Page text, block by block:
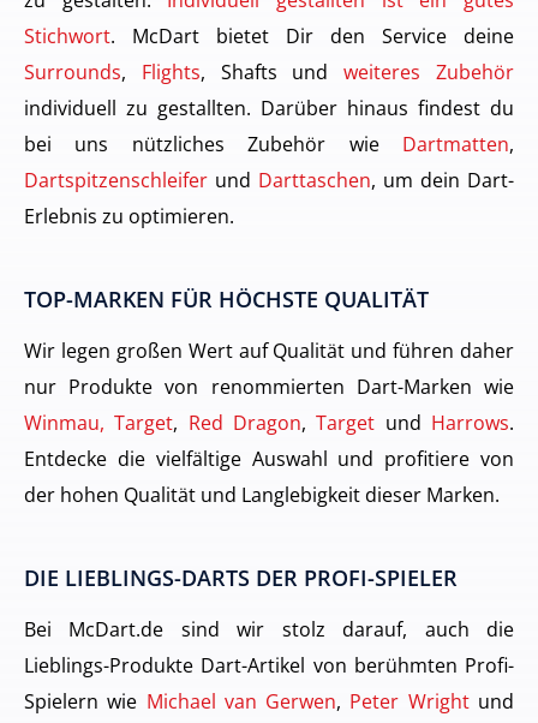
Stichwort. McDart bietet Dir den Service deine
Surrounds, Flights, Shafts undweiteres Zubehör
individuell zu gestallten. Darüber hinaus findest du
bei uns nützliches Zubehör wie Dartmatten,
Dartspitzenschleifer und Darttaschen, um dein Dart-
Erlebnis zu optimieren.
TOP-MARKEN FÜR HÖCHSTE QUALITÄT
Wir legen großen Wert auf Qualität und führen daher
nur Produkte von renommierten Dart-Marken wie
Winmau, Target, Red Dragon,Target und Harrows.
Entdecke die vielfältige Auswahl und profitiere von
der hohen Qualität und Langlebigkeit dieser Marken.
DIE LIEBLINGS-DARTS DER PROFI-SPIELER
Bei McDart.de sind wir stolz darauf, auch die
Lieblings-Produkte Dart-Artikel von berühmten Profi-
Spielern wie Michael van Gerwen, Peter Wrightund